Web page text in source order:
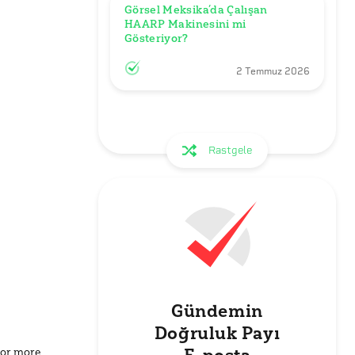
more
Görsel Meksika’da Çalışan
HAARP Makinesini mi
Gösteriyor?
2 Temmuz 2026
Rastgele
Gündemin
Doğruluk Payı